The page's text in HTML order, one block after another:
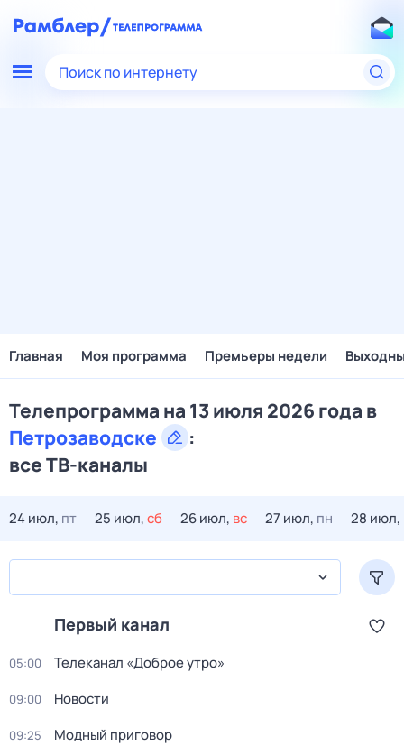
Поиск по интернету
Главная Моя программа Премьеры недели
Телепрограмма на 13 июля 2026 года в
Петрозаводске
:
все ТВ-каналы
24 июл, пт 25 июл,сб 26 июл, вс 27 июл, пн 28 июл,
Первый канал
05:00 Телеканал «Доброе утро»
09:00 Новости
09:25 Модный приговор